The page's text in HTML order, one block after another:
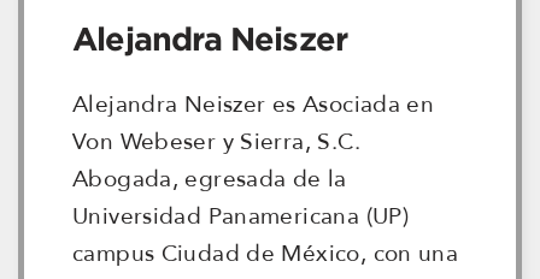
Alejandra Neiszer
Alejandra Neiszer es Asociada en
Von Webeser y Sierra, S.C.
Abogada, egresada de la
Universidad Panamericana (UP)
campus Ciudad de México, con una